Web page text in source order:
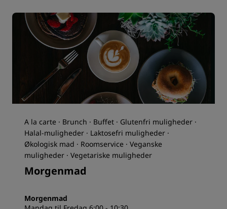
A la carte · Brunch · Buffet · Glutenfri muligheder ·
Halal-muligheder · Laktosefri muligheder ·
Økologisk mad · Roomservice · Veganske
muligheder · Vegetariske muligheder
Morgenmad
Morgenmad